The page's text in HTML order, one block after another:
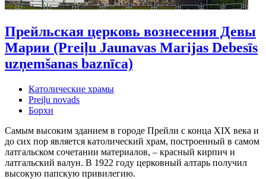
Прейльская церковь вознесения Девы
Марии (Preiļu Jaunavas Marijas Debesīs
uzņemšanas baznīca)
Католические храмы
Preiļu novads
Борхи
Самым высоким зданием в городе Прейли с конца XIX века и
до сих пор является католический храм, построенный в самом
латгальском сочетании материалов, – красный кирпич и
латгальский валун. В 1922 году церковный алтарь получил
высокую папскую привилегию.